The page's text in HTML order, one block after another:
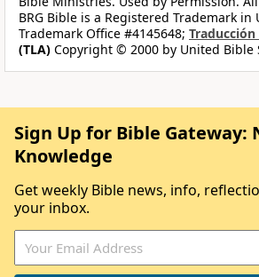
BRG Bible is a Registered Trademark in
Trademark Office #4145648;
(TLA) Copyright © 2000 by United Bible
Sign Up for Bible Gateway:
Knowledge
Get weekly Bible news, info,
your inbox.